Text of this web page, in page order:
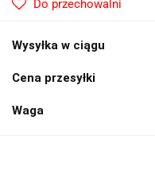
Do przechowalni
Wysyłka w ciągu
Cena przesyłki
Waga